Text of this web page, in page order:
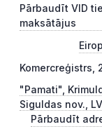
Pārbaudīt VID
maksātājus
Komercreģistrs,
"Pamati",
Siguldas nov.,
Pārbaudīt